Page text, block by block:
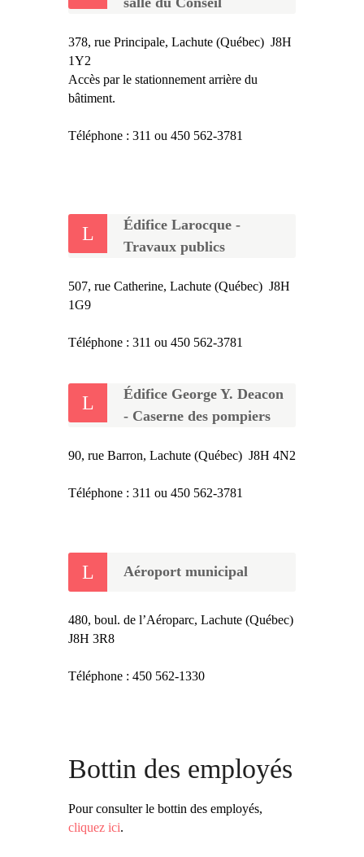
378, rue Principale, Lachute (Québec) J8H
1Y2
Accès par le stationnement arrière du
bâtiment.
Téléphone : 311 ou 450 562-3781
Édifice Larocque -
Travaux publics
507, rue Catherine, Lachute (Québec) J8H
1G9
Téléphone : 311 ou 450 562-3781
Édifice George Y. Deacon
- Caserne des pompiers
90, rue Barron, Lachute (Québec) J8H 4N2
Téléphone : 311 ou 450 562-3781
Aéroport municipal
480, boul. de l’Aéroparc, Lachute (Québec)
J8H 3R8
Téléphone : 450 562-1330
Bottin des employés
Pour consulter le bottin des employés,
cliquez ici.